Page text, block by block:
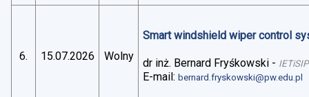
6. 15.07.2026 Wolny
Smart windshield wiper control
dr inż. Bernard Fryśkowski - IETiSIP
E-mail:bernard.fryskowski@pw.edu.pl